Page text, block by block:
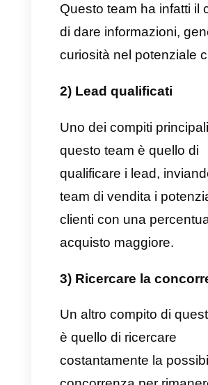
Una dei compiti
che deve
vendita è quello di
tutte le esigenze o
richieste dal
2) Interagire con
clienti
Il team di vendita
responsibilità di
quotidianamente
comprendendo le